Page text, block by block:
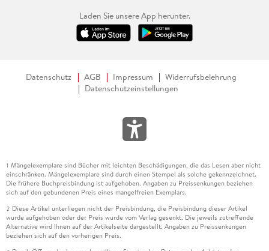
Laden Sie unsere App herunter.
Datenschutz AGB Impressum
Widerrufsbelehrung
Datenschutzeinstellungen
1 Mängelexemplare sind Bücher mit leichten Beschädigungen, die das Lesen aber nicht
einschränken. Mängelexemplare sind durch einen Stempel als solche gekennzeichnet.
Die frühere Buchpreisbindung ist aufgehoben. Angaben zu Preissenkungen beziehen
sich auf den gebundenen Preis eines mangelfreien Exemplars.
2 Diese Artikel unterliegen nicht der Preisbindung, die Preisbindung dieser Artikel
wurde aufgehoben oder der Preis wurde vom Verlag gesenkt. Die jeweils zutreffende
Alternative wird Ihnen auf der Artikelseite dargestellt. Angaben zu Preissenkungen
beziehen sich auf den vorherigen Preis.